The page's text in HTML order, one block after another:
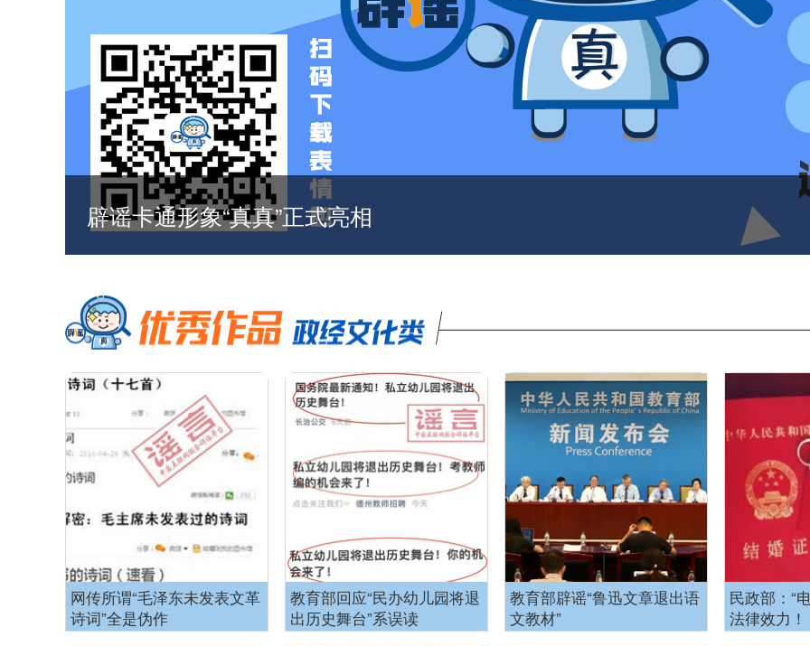
新冠肺炎疫情防控辟谣专区
网传所谓“毛泽东未发表文革
诗词”全是伪作
教育部回应“民办幼儿园将退
出历史舞台”系误读
教育部辟谣“鲁迅文章退出语
文教材”
民政部：“
法律效力！